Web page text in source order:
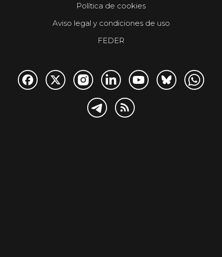
Política de cookies
Aviso legal y condiciones de uso
FEDER